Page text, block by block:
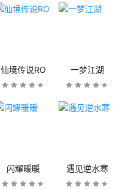
仙境传说RO 一梦江湖
闪耀暖暖 遇见逆水寒